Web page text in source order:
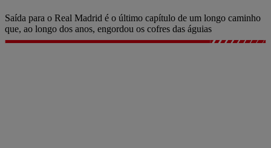
Saída para o Real Madrid é o último capítulo de um longo caminho
que, ao longo dos anos, engordou os cofres das águias